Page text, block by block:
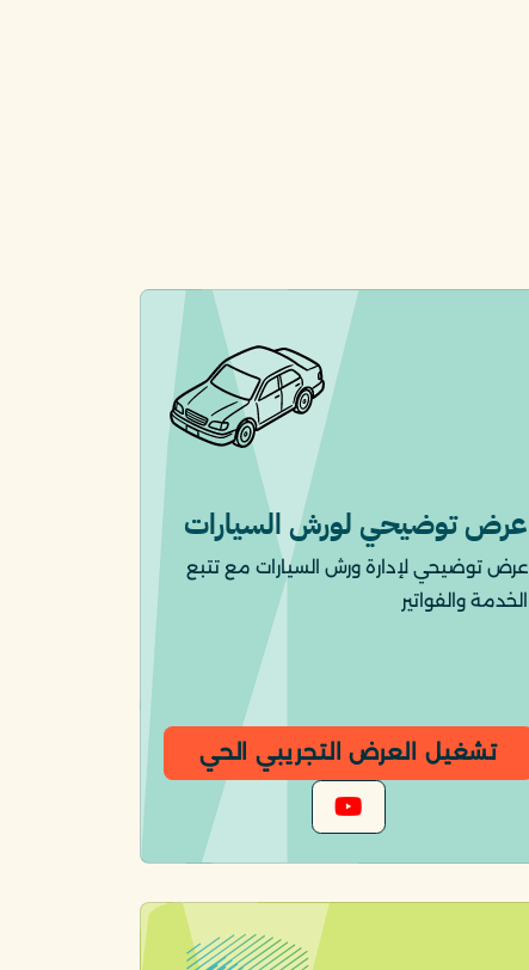
عرض توضيحي لورش السيارات
عرض توضيحي لإدارة ورش السيارات مع تتبع
الخدمة والفواتير
تشغيل العرض التجريبي الحي